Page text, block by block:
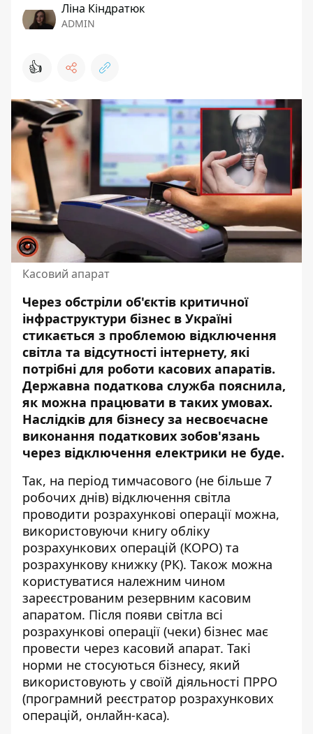
Ліна Кіндратюк
ADMIN
👍
Касовий апарат
Через обстріли об'єктів критичної
інфраструктури бізнес в Україні
стикається з проблемою відключення
світла та відсутності інтернету, які
потрібні для роботи касових апаратів.
Державна податкова служба пояснила,
як можна працювати в таких умовах.
Наслідків для бізнесу за несвоєчасне
виконання податкових зобов'язань
через відключення електрики не буде.
Так, на період тимчасового (не більше 7
робочих днів) відключення світла
проводити розрахункові операції можна,
використовуючи книгу обліку
розрахункових операцій (КОРО) та
розрахункову книжку (РК). Також можна
користуватися належним чином
зареєстрованим резервним касовим
апаратом. Після появи світла всі
розрахункові операції (чеки) бізнес має
провести через касовий апарат. Такі
норми не стосуються бізнесу, який
використовують у своїй діяльності ПРРО
(програмний реєстратор розрахункових
операцій, онлайн-каса).